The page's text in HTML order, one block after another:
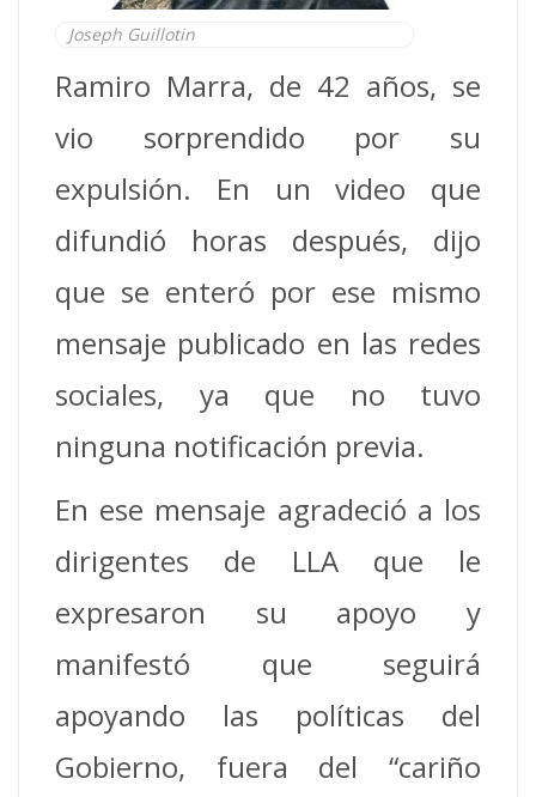
Joseph Guillotin
Ramiro Marra, de 42 años, se
vio sorprendido por su
expulsión. En un video que
difundió horas después, dijo
que se enteró por ese mismo
mensaje publicado en las redes
sociales, ya que no tuvo
ninguna notificación previa.
En ese mensaje agradeció a los
dirigentes de LLA que le
expresaron su apoyo y
manifestó que seguirá
apoyando las políticas del
Gobierno, fuera del “cariño